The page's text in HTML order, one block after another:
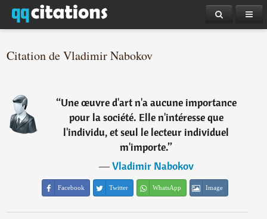
Citation de Vladimir Nabokov
“Une œuvre d'art n'a aucune importance
pour la société. Elle n'intéresse que
l'individu, et seul le lecteur individuel
m'importe.”
―Vladimir Nabokov
Facebook Twitter WhatsApp Image